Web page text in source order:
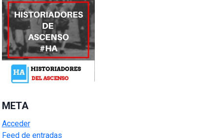
META
Acceder
Feed de entradas